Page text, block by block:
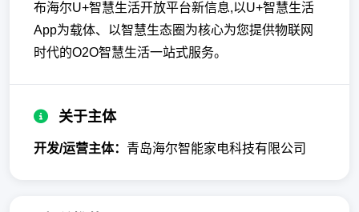
布海尔U+智慧生活开放平台新信息,以U+智慧生活
App为载体、以智慧生态圈为核心为您提供物联网
时代的O2O智慧生活一站式服务。
关于主体
开发/运营主体： 青岛海尔智能家电科技有限公司